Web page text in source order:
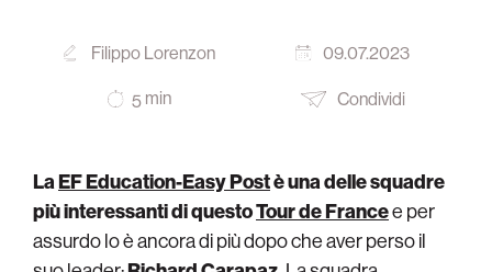
Filippo Lorenzon 09.07.2023
5 min Condividi
LaEF Education-Easy Postè una delle squadre
più interessanti di questoTour de Francee per
assurdo lo è ancora di più dopo che aver perso il